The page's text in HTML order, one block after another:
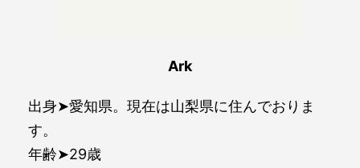
Ark
出身➤愛知県。現在は山梨県に住んでおりま
す。
年齢➤29歳